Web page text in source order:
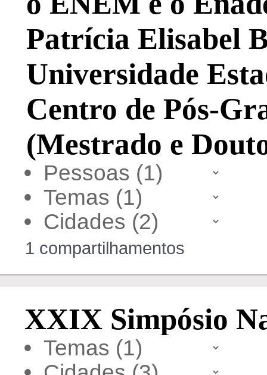
Patrícia Elisabel
Universidade
Centro de Pós-
(Mestrado e
•
•
•
1 compartilhamentos
XXIX Simpósio
•